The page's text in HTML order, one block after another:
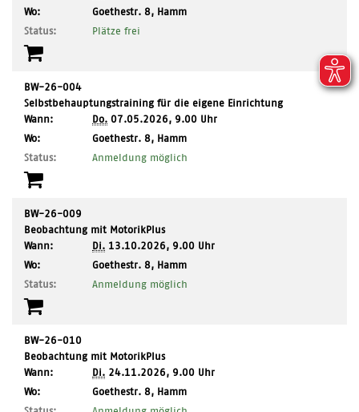
Wo:
,
Ort:
Goethestr. 8, Hamm
Status:
Plätze frei
BW-26-004
Selbstbehauptungstraining für die eigene Einrichtung
Wann:
Do. 07.05.2026, 9.00 Uhr
Wo:
,
Ort:
Goethestr. 8, Hamm
Status:
Anmeldung möglich
BW-26-009
Beobachtung mit MotorikPlus
Wann:
Di. 13.10.2026, 9.00 Uhr
Wo:
,
Ort:
Goethestr. 8, Hamm
Status:
Anmeldung möglich
BW-26-010
Beobachtung mit MotorikPlus
Wann:
Di. 24.11.2026, 9.00 Uhr
Wo:
,
Ort:
Goethestr. 8, Hamm